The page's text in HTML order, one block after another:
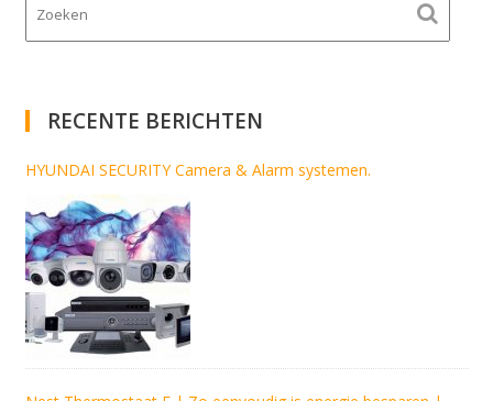
RECENTE BERICHTEN
HYUNDAI SECURITY Camera & Alarm systemen.